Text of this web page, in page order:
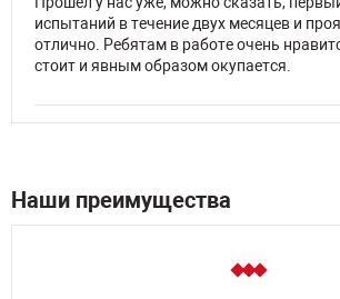
испытаний в течение двух месяцев и
отлично. Ребятам в работе очень
стоит и явным образом окупается.
Наши преимущества